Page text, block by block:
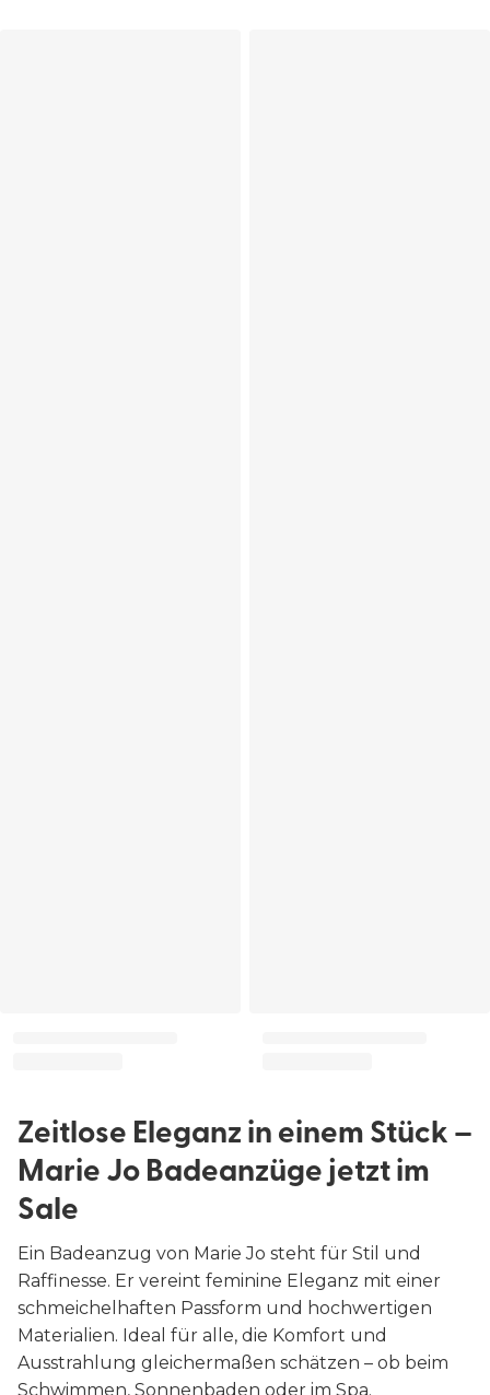
Zeitlose Eleganz in einem Stück –
Marie Jo Badeanzüge jetzt im
Sale
Ein Badeanzug von Marie Jo steht für Stil und
Raffinesse. Er vereint feminine Eleganz mit einer
schmeichelhaften Passform und hochwertigen
Materialien. Ideal für alle, die Komfort und
Ausstrahlung gleichermaßen schätzen – ob beim
Schwimmen, Sonnenbaden oder im Spa.